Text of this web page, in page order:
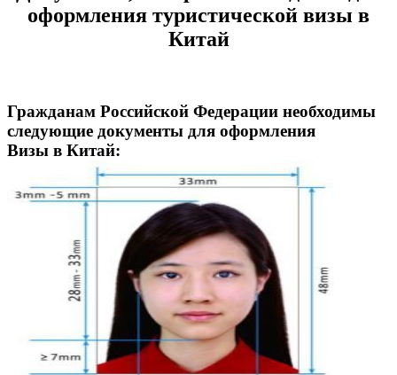
оформления туристической визы в
Китай
Гражданам Российской Федерации необходимы
следующие документы для оформления
Визы в Китай: